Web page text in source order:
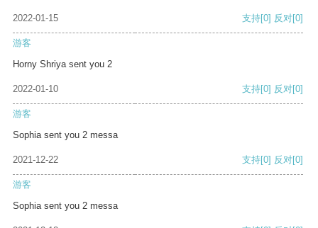
2022-01-15 支持[0] 反对[0]
游客
Horny Shriya sent you 2
2022-01-10 支持[0] 反对[0]
游客
Sophia sent you 2 messa
2021-12-22 支持[0] 反对[0]
游客
Sophia sent you 2 messa